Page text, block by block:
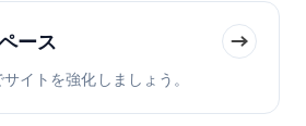
ース
イトを強化しましょう。